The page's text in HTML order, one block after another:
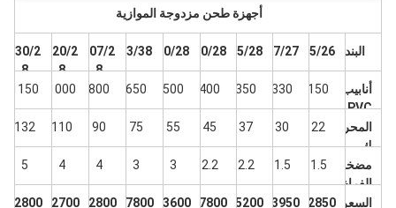
أجهزة طحن مزدوجة الموازية
البند 65/26
67/27
75/28
80/28
90/28
93/38
107/2
8
120/2
8
130/2
8
أنابيب
PVC
الخارج
ة
150
330
350
400
500
650
800
1000
1150
المحر
ك
الرئي
سي
kw
22
30
37
45
55
75
90
110
132
مضخة
الفراغ
kw
1.5
1.5
2.2
2.2
3
3
4
4
5
السعر
22850
23950
25200
27800
33600
37800
42800
52700
62800